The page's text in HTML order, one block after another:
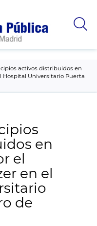
activos distribuidos en
Hospital Universitario Puerta
en
el
en el
de